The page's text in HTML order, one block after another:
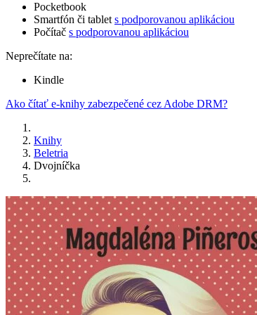
Pocketbook
Smartfón či tablet s podporovanou aplikáciou
Počítač s podporovanou aplikáciou
Neprečítate na:
Kindle
Ako čítať e-knihy zabezpečené cez Adobe DRM?
Knihy
Beletria
Dvojníčka